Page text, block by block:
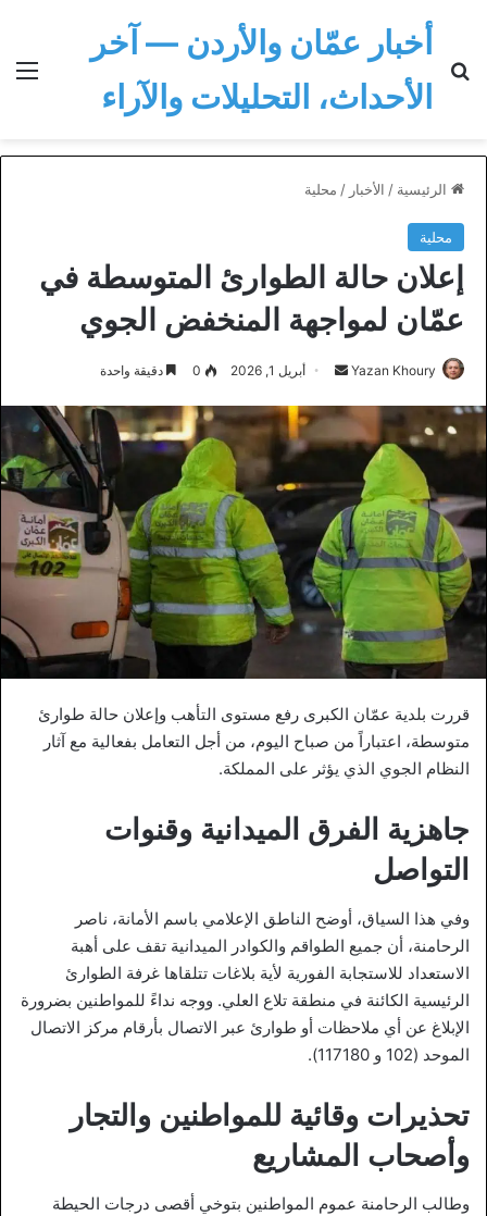
أخبار عمّان والأردن — آخر
الأحداث، التحليلات والآراء
الرئيسية / الأخبار / محلية
محلية
إعلان حالة الطوارئ المتوسطة في
عمّان لمواجهة المنخفض الجوي
Yazan Khoury
أرسل
إلكترونيا
أبريل 1, 2026 0 دقيقة واحدة
قررت بلدية عمّان الكبرى رفع مستوى التأهب وإعلان حالة طوارئ
متوسطة، اعتباراً من صباح اليوم، من أجل التعامل بفعالية مع آثار
النظام الجوي الذي يؤثر على المملكة.
جاهزية الفرق الميدانية وقنوات
التواصل
وفي هذا السياق، أوضح الناطق الإعلامي باسم الأمانة، ناصر
الرحامنة، أن جميع الطواقم والكوادر الميدانية تقف على أهبة
الاستعداد للاستجابة الفورية لأية بلاغات تتلقاها غرفة الطوارئ
الرئيسية الكائنة في منطقة تلاع العلي. ووجه نداءً للمواطنين بضرورة
الإبلاغ عن أي ملاحظات أو طوارئ عبر الاتصال بأرقام مركز الاتصال
الموحد (102 و 117180).
تحذيرات وقائية للمواطنين والتجار
وأصحاب المشاريع
وطالب الرحامنة عموم المواطنين بتوخي أقصى درجات الحيطة